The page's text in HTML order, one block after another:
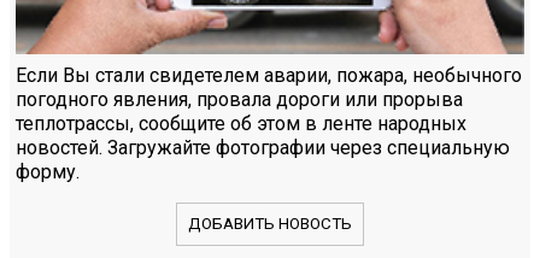
Если Вы стали свидетелем аварии, пожара, необычного
погодного явления, провала дороги или прорыва
теплотрассы, сообщите об этом в ленте народных
новостей. Загружайте фотографии через специальную
форму.
ДОБАВИТЬ НОВОСТЬ